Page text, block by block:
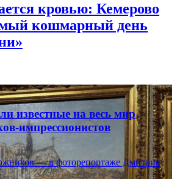
кровью: Кемерово
кошмарный день
известные на весь мир
импрессионистов
— в фоторепортаже Дмитрия